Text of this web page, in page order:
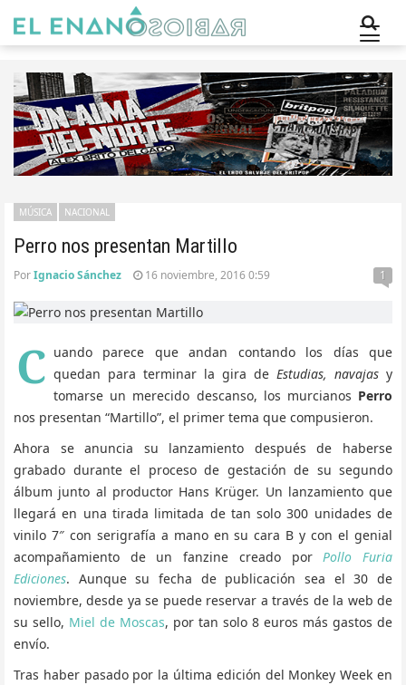
Perro nos presentan Martillo
MÚSICA NACIONAL
PorIgnacio Sánchez 16 noviembre, 2016 0:59 1
C uando parece que andan contando los días que
quedan para terminar la gira de Estudias, navajas y
tomarse un merecido descanso, los murcianos Perro
nos presentan “Martillo”, el primer tema que compusieron.
Ahora se anuncia su lanzamiento después de haberse
grabado durante el proceso de gestación de su segundo
álbum junto al productor Hans Krüger. Un lanzamiento que
llegará en una tirada limitada de tan solo 300 unidades de
vinilo 7″ con serigrafía a mano en su cara B y con el genial
acompañamiento de un fanzine creado porPollo Furia
Ediciones. Aunque su fecha de publicación sea el 30 de
noviembre, desde ya se puede reservar a través de la web de
su sello, Miel de Moscas, por tan solo 8 euros más gastos de
envío.
Tras haber pasado por la última edición del Monkey Week en